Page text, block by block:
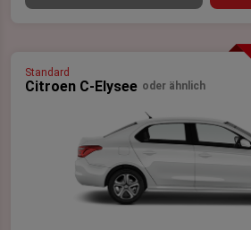
Standard
Citroen C-Elysee oder ähnlich